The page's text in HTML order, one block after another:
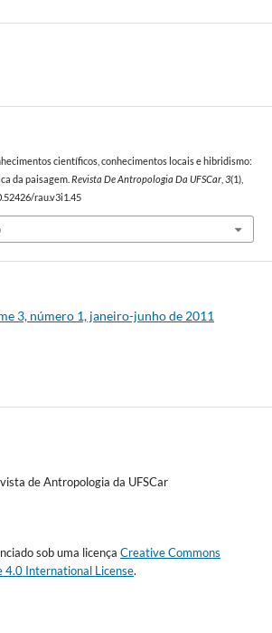
científicos, conhecimentos locais e hibridismo:
da paisagem. Revista De Antropologia Da UFSCar, 3(1),
rau.v3i1.45
3, número 1, janeiro-junho de 2011
de Antropologia da UFSCar
sob uma licença Creative Commons
International License.